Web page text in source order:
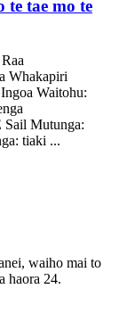
te tae mo te
Whakapiri
Waitohu:
Sail Mutunga:
tiaki ...
waiho mai to
haora 24.